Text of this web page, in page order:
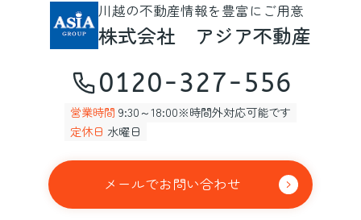
川越の不動産情報を豊富にご用意
株式会社 アジア不動産
0120-327-556
営業時間 9:30～18:00※時間外対応可能です
定休日 水曜日
メールでお問い合わせ